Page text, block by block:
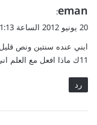
ي
ق
ل
eman
:
20 يونيو 2012 الساعة 11:13 م
ابني عنده سنتين ونص
11ك ماذا افعل مع العلم اني اعطيه فاتح للشهيه ولا يوثر
رد